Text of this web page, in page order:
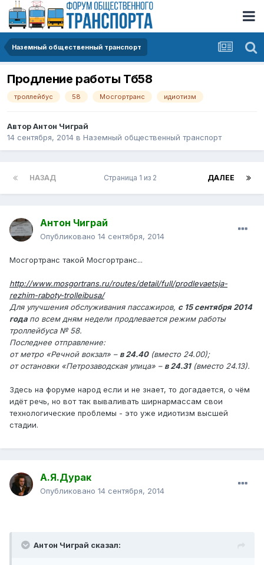
Наземный общественный транспорт
Продление работы Тб58
троллейбус 58 Мосгортранс идиотизм
АвторАнтон Чиграй
14 сентября, 2014 в Наземный общественный транспорт
НАЗАД ДАЛЕЕ
Страница 1 из 2
Антон Чиграй
Опубликовано 14 сентября, 2014
Мосгортранс такой Мосгортранс...
http://www.mosgortrans.ru/routes/detail/full/prodlevaetsja-
rezhim-raboty-trolleibusa/
Для улучшения обслуживания пассажиров, с 15 сентября 2014
года по всем дням недели продлевается режим работы
троллейбуса № 58.
Последнее отправление:
от метро «Речной вокзал» – в 24.40(вместо 24.00);
от остановки «Петрозаводская улица» – в 24.31(вместо 24.13).
Здесь на форуме народ если и не знает, то догадается, о чём
идёт речь, но вот так вываливать ширнармассам свои
технологические проблемы - это уже идиотизм высшей
стадии.
А.Я.Дурак
Опубликовано 14 сентября, 2014
Антон Чиграй сказал: